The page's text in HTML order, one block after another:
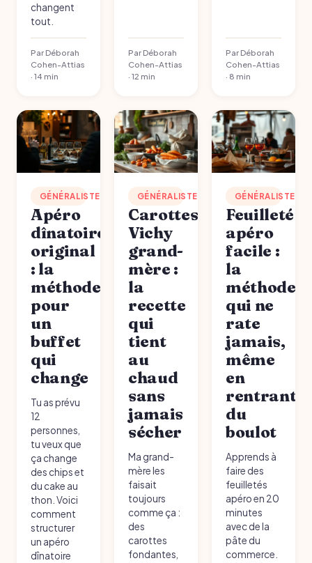
changent
tout.
Par Déborah
Cohen-Attias
· 14 min
Par Déborah
Cohen-Attias
· 12 min
Par Déborah
Cohen-Attias
· 8 min
GÉNÉRALISTE
Apéro
dînatoire
original
: la
méthode
pour
un
buffet
qui
change
Tu as prévu
12
personnes,
tu veux que
ça change
des chips et
du cake au
thon. Voici
comment
structurer
un apéro
dînatoire
GÉNÉRALISTE
Carottes
Vichy
grand-
mère :
la
recette
qui
tient
au
chaud
sans
jamais
sécher
Ma grand-
mère les
faisait
toujours
comme ça :
des
carottes
fondantes,
GÉNÉRALISTE
Feuilleté
apéro
facile :
la
méthode
qui ne
rate
jamais,
même
en
rentrant
du
boulot
Apprends à
faire des
feuilletés
apéro en 20
minutes
avec de la
pâte du
commerce.